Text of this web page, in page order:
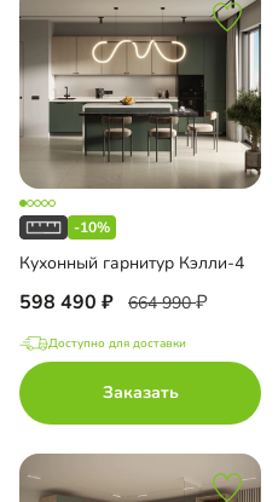
-10%
Кухонный гарнитур Кэлли-4
598 490 664 990
Доступно для доставки
Заказать